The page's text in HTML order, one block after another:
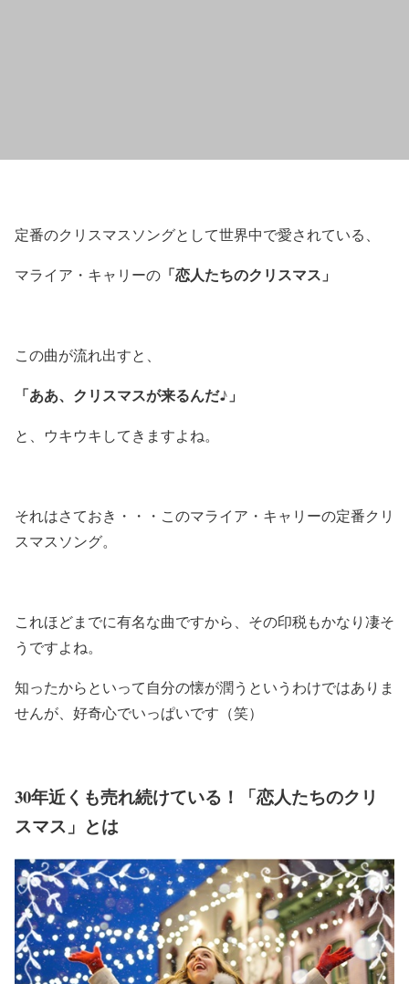
定番のクリスマスソングとして世界中で愛されている、
マライア・キャリーの 「恋人たちのクリスマス」
この曲が流れ出すと、
「ああ、クリスマスが来るんだ♪」
と、ウキウキしてきますよね。
それはさておき・・・このマライア・キャリーの定番クリ
スマスソング。
これほどまでに有名な曲ですから、その印税もかなり凄そ
うですよね。
知ったからといって自分の懐が潤うというわけではありま
せんが、好奇心でいっぱいです（笑）
30年近くも売れ続けている！「恋人たちのクリ
スマス」とは